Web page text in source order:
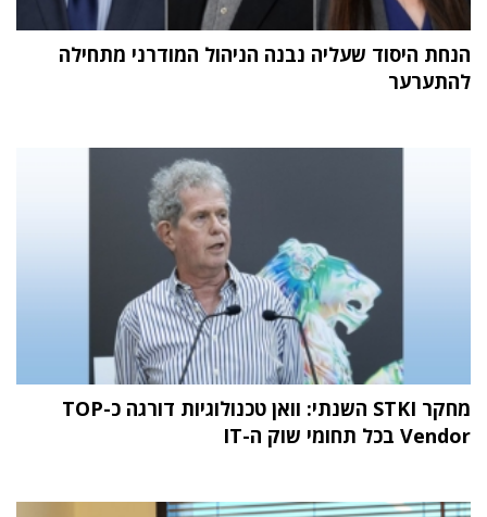
הנחת היסוד שעליה נבנה הניהול המודרני מתחילה
להתערער
מחקר STKI השנתי: וואן טכנולוגיות דורגה כ-TOP
Vendor בכל תחומי שוק ה-IT